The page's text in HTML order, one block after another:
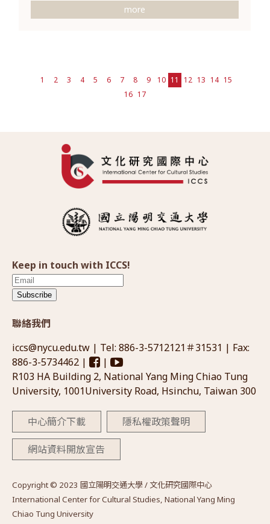
more
1 2 3 4 5 6 7 8 9 10 11 12 13 14 15
16 17
Keep in touch with ICCS!
Subscribe
聯絡我們
iccs@nycu.edu.tw | Tel: 886-3-5712121＃31531 | Fax:
886-3-5734462 |
|
R103 HA Building 2, National Yang Ming Chiao Tung
University, 1001University Road, Hsinchu, Taiwan 300
中心簡介下載 隱私權政策聲明
網站資料開放宣告
Copyright © 2023 國立陽明交通大學 / 文化研究國際中心
International Center for Cultural Studies, National Yang Ming
Chiao Tung University